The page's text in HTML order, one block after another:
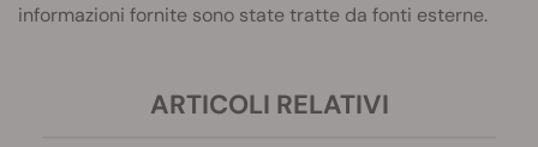
informazioni fornite sono state tratte da fonti esterne.
ARTICOLI RELATIVI